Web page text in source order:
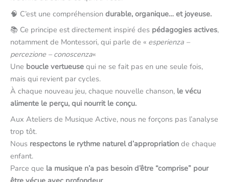
🧠 C’est une compréhension durable, organique… et joyeuse.
📚 Ce principe est directement inspiré des pédagogies actives,
notamment de Montessori, qui parle de « esperienza –
percezione – conoscenza«
Une boucle vertueuse qui ne se fait pas en une seule fois,
mais qui revient par cycles.
À chaque nouveau jeu, chaque nouvelle chanson, le vécu
alimente le perçu, qui nourrit le conçu.
Aux Ateliers de Musique Active, nous ne forçons pas l’analyse
trop tôt.
Nous respectons le rythme naturel d’appropriation de chaque
enfant.
Parce que la musique n’a pas besoin d’être “comprise” pour